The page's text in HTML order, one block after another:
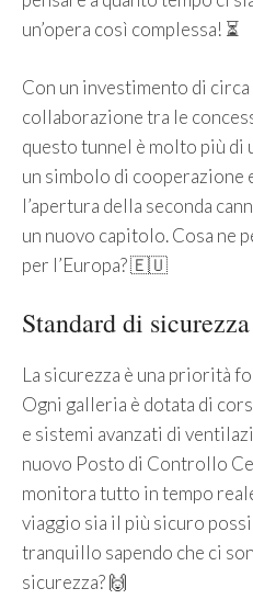
un’opera così complessa! ⏳
Con un investimento di
collaborazione tra le
questo tunnel è molto più di
un simbolo di cooperazione
l’apertura della seconda
un nuovo capitolo. Cosa ne
per l’Europa? 🇪🇺
Standard di
La sicurezza è una priorità
Ogni galleria è dotata di
e sistemi avanzati di
nuovo Posto di Controllo
monitora tutto in tempo
viaggio sia il più sicuro
tranquillo sapendo che ci
sicurezza? 🙌